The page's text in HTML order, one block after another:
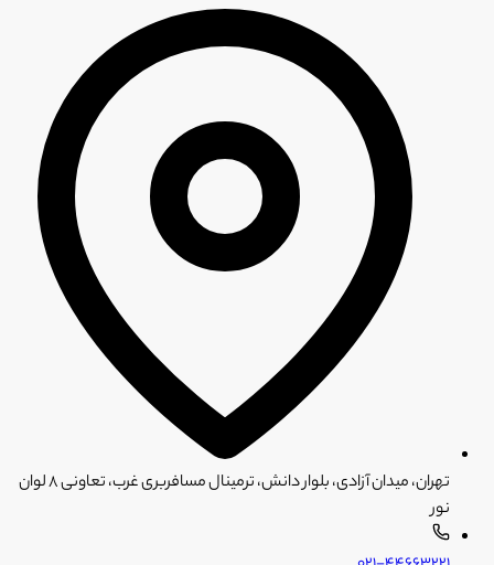
تهران، میدان آزادی، بلوار دانش، ترمینال مسافربری غرب، تعاونی ۸ لوان
نور